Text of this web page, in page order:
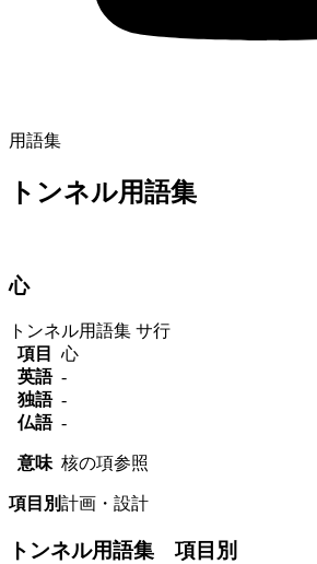
用語集
トンネル用語集
心
トンネル用語集 サ行
項目
心
英語 -
独語 -
仏語 -
意味 核の項参照
項目別計画・設計
トンネル用語集 項目別